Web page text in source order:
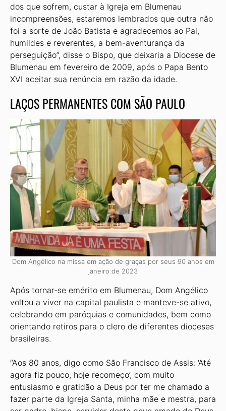
dos que sofrem, custar à Igreja em Blumenau
incompreensões, estaremos lembrados que outra não
foi a sorte de João Batista e agradecemos ao Pai,
humildes e reverentes, a bem-aventurança da
perseguição”, disse o Bispo, que deixaria a Diocese de
Blumenau em fevereiro de 2009, após o Papa Bento
XVI aceitar sua renúncia em razão da idade.
LAÇOS PERMANENTES COM SÃO PAULO
Dom Angélico na missa em ação de graças por seus 90 anos em
janeiro de 2023
Após tornar-se emérito em Blumenau, Dom Angélico
voltou a viver na capital paulista e manteve-se ativo,
celebrando em paróquias e comunidades, bem como
orientando retiros para o clero de diferentes dioceses
brasileiras.
“Aos 80 anos, digo como São Francisco de Assis: ‘Até
agora fiz pouco, hoje recomeço’, com muito
entusiasmo e gratidão a Deus por ter me chamado a
fazer parte da Igreja Santa, minha mãe e mestra, para